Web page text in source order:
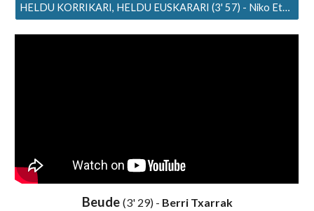
HELDU KORRIKARI, HELDU EUSKARARI (3' 57) - Niko Etxart eta Hapa-hapaa
Beude (3' 29) - Berri Txarrak